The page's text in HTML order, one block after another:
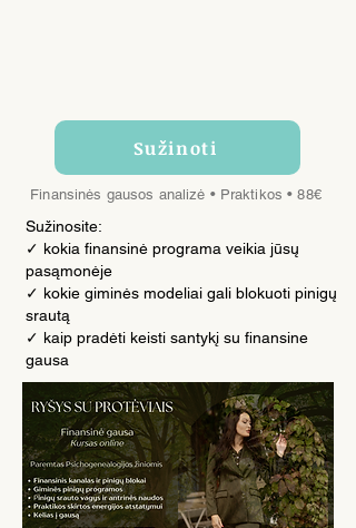
Sužinoti
Finansinės gausos analizė • Praktikos • 88€
Sužinosite:
✓ kokia finansinė programa veikia jūsų
pasąmonėje
✓ kokie giminės modeliai gali blokuoti pinigų
srautą
✓ kaip pradėti keisti santykį su finansine
gausa